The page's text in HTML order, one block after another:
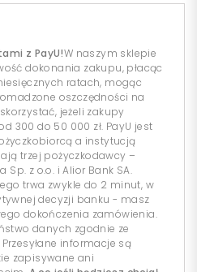
z PayU!W naszym sklepie
dokonania zakupu, płacąc
ratach, mogąc
oszczędności na
jeżeli zakupy
300 do 50 000 zł. PayU jest
a instytucją
trzej pożyczkodawcy –
Sp. z o.o. i Alior Bank SA.
trwa zwykle do 2 minut, w
decyzji banku - masz
dokończenia zamówienia.
danych zgodnie ze
informacje są
zapisywane ani